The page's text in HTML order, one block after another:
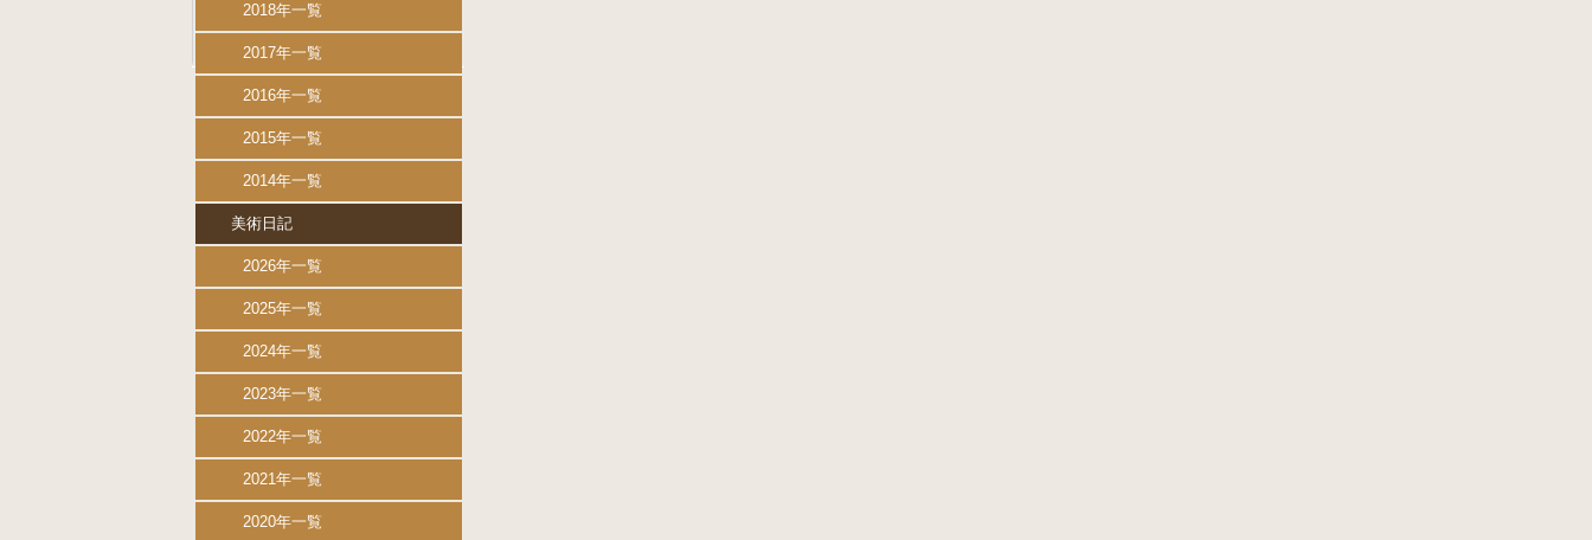
2018年一覧
2017年一覧
2016年一覧
2015年一覧
2014年一覧
美術日記
2026年一覧
2025年一覧
2024年一覧
2023年一覧
2022年一覧
2021年一覧
2020年一覧